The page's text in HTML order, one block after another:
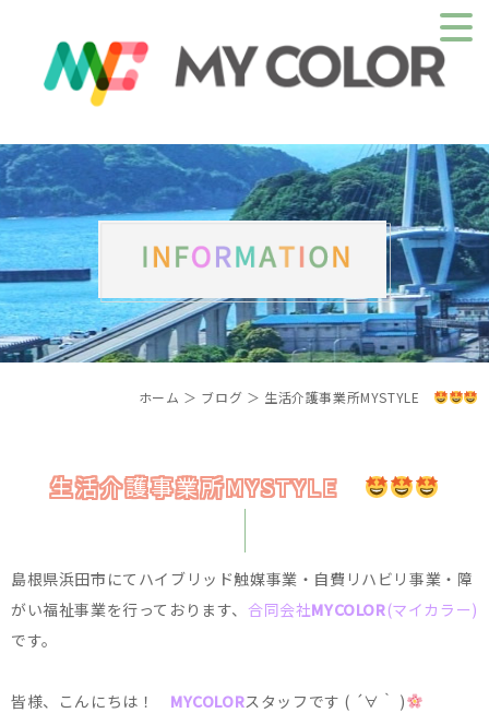
ホーム ＞ ブログ ＞ 生活介護事業所MYSTYLE
生活介護事業所MYSTYLE
島根県浜田市にてハイブリッド触媒事業・自費リハビリ事業・障
がい福祉事業を行っております、 合同会社MYCOLOR(マイカラー)
です。
皆様、こんにちは！ MYCOLORスタッフです ( ´∀｀ )